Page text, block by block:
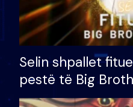
Selin shpallet
pestë të Big
çmimin e madh